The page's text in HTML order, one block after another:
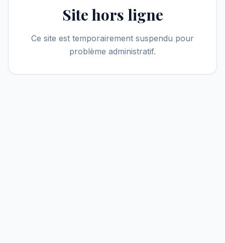
Site hors ligne
Ce site est temporairement suspendu pour
problème administratif.